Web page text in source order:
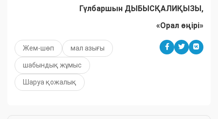
Гүлбаршын ДЫБЫСҚАЛИҚЫЗЫ,
«Орал өңірі»
Жем-шөп мал азығы
шабындық жұмыс
Шаруа қожалық